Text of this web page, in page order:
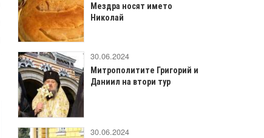
Мездра носят името
Николай
30.06.2024
Митрополитите Григорий и
Даниил на втори тур
30.06.2024